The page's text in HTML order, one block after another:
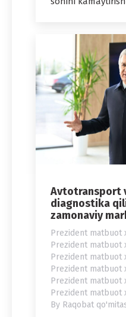
Avtotransport
diagnostika
zamonaviy
Prezident matbuot
Prezident matbuot
Prezident matbuot
Prezident matbuot
Prezident matbuot
Prezident matbuot
By Raqobat